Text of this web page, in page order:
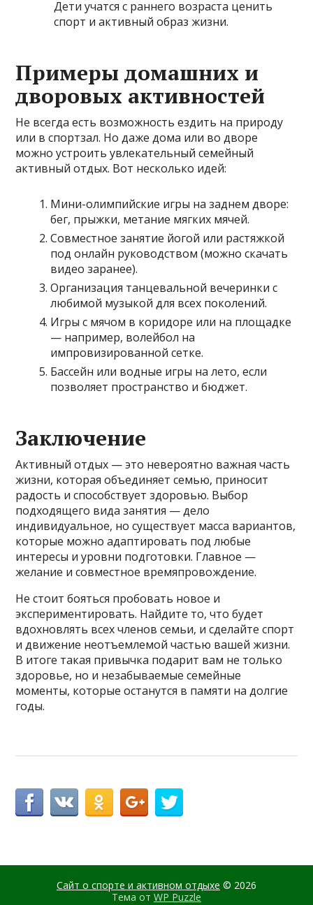
Дети учатся с раннего возраста ценить
спорт и активный образ жизни.
Примеры домашних и
дворовых активностей
Не всегда есть возможность ездить на природу
или в спортзал. Но даже дома или во дворе
можно устроить увлекательный семейный
активный отдых. Вот несколько идей:
Мини-олимпийские игры на заднем дворе:
бег, прыжки, метание мягких мячей.
Совместное занятие йогой или растяжкой
под онлайн руководством (можно скачать
видео заранее).
Организация танцевальной вечеринки с
любимой музыкой для всех поколений.
Игры с мячом в коридоре или на площадке
— например, волейбол на
импровизированной сетке.
Бассейн или водные игры на лето, если
позволяет пространство и бюджет.
Заключение
Активный отдых — это невероятно важная часть
жизни, которая объединяет семью, приносит
радость и способствует здоровью. Выбор
подходящего вида занятия — дело
индивидуальное, но существует масса вариантов,
которые можно адаптировать под любые
интересы и уровни подготовки. Главное —
желание и совместное времяпровождение.
Не стоит бояться пробовать новое и
экспериментировать. Найдите то, что будет
вдохновлять всех членов семьи, и сделайте спорт
и движение неотъемлемой частью вашей жизни.
В итоге такая привычка подарит вам не только
здоровье, но и незабываемые семейные
моменты, которые останутся в памяти на долгие
годы.
Сайт о спорте и активном отдыхе © 2026
Тема от WP Puzzle